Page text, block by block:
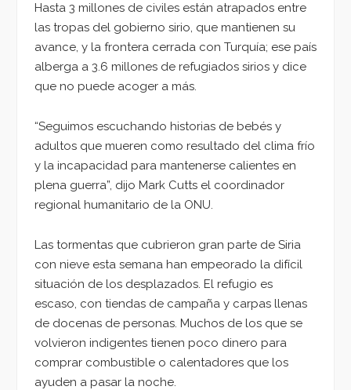
Hasta 3 millones de civiles están atrapados entre
las tropas del gobierno sirio, que mantienen su
avance, y la frontera cerrada con Turquía; ese país
alberga a 3.6 millones de refugiados sirios y dice
que no puede acoger a más.
“Seguimos escuchando historias de bebés y
adultos que mueren como resultado del clima frío
y la incapacidad para mantenerse calientes en
plena guerra”, dijo Mark Cutts el coordinador
regional humanitario de la ONU.
Las tormentas que cubrieron gran parte de Siria
con nieve esta semana han empeorado la difícil
situación de los desplazados. El refugio es
escaso, con tiendas de campaña y carpas llenas
de docenas de personas. Muchos de los que se
volvieron indigentes tienen poco dinero para
comprar combustible o calentadores que los
ayuden a pasar la noche.